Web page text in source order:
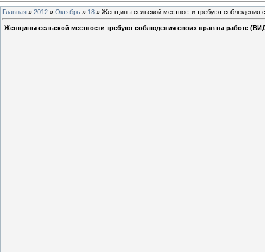
Главная » 2012 » Октябрь » 18 » Женщины сельской местности требуют соблюдения
Женщины сельской местности требуют соблюдения своих прав на работе